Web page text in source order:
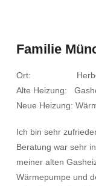
Familie
Ort:
Alte Heizung:
Neue Heizung:
Ich bin sehr
Beratung war sehr
meiner alten
Wärmepumpe und